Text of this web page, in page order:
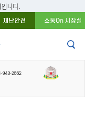
니다.
재난안전 소통On 시장실